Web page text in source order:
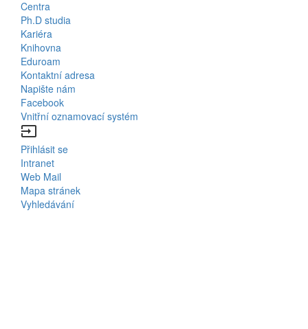
Menu
Contacts
Centra
Ph.D studia
Kariéra
Knihovna
Eduroam
Kontaktní adresa
Napište nám
Facebook
Vnitřní oznamovací systém
input
Bottom
Menu
Login
Přihlásit se
Intranet
Web Mail
Mapa stránek
Vyhledávání